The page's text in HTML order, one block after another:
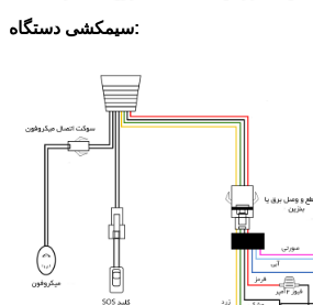
سیمکشی دستگاه: